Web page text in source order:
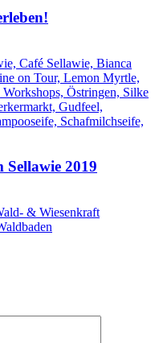
2019
& Wiesenkraft